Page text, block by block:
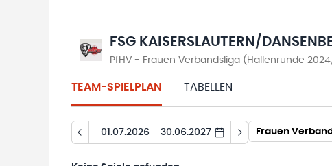
FSG KAISERSLAUTERN/
PfHV - Frauen Verbandsliga (Hallenrunde
TEAM-SPIELPLAN TABELLEN
01.07.2026 - 30.06.2027 Frauen